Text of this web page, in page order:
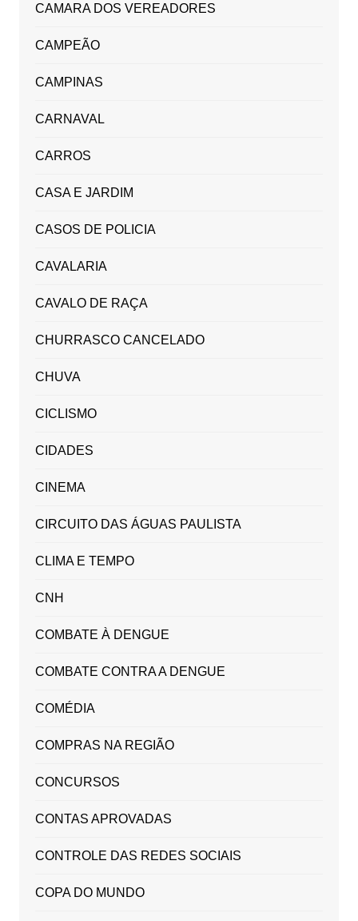
CAMARA DOS VEREADORES
CAMPEÃO
CAMPINAS
CARNAVAL
CARROS
CASA E JARDIM
CASOS DE POLICIA
CAVALARIA
CAVALO DE RAÇA
CHURRASCO CANCELADO
CHUVA
CICLISMO
CIDADES
CINEMA
CIRCUITO DAS ÁGUAS PAULISTA
CLIMA E TEMPO
CNH
COMBATE À DENGUE
COMBATE CONTRA A DENGUE
COMÉDIA
COMPRAS NA REGIÃO
CONCURSOS
CONTAS APROVADAS
CONTROLE DAS REDES SOCIAIS
COPA DO MUNDO